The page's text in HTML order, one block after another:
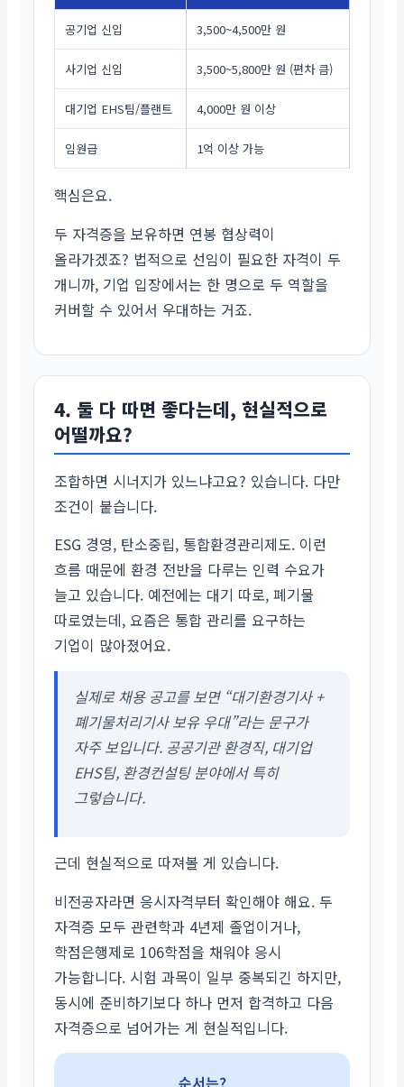
공기업 신입 3,500~4,500만 원
사기업 신입 3,500~5,800만 원 (편차 큼)
대기업 EHS팀/플랜트 4,000만 원 이상
임원급 1억 이상 가능
핵심은요.
두 자격증을 보유하면 연봉 협상력이
올라가겠죠? 법적으로 선임이 필요한 자격이 두
개니까, 기업 입장에서는 한 명으로 두 역할을
커버할 수 있어서 우대하는 거죠.
4. 둘 다 따면 좋다는데, 현실적으로
어떨까요?
조합하면 시너지가 있느냐고요? 있습니다. 다만
조건이 붙습니다.
ESG 경영, 탄소중립, 통합환경관리제도. 이런
흐름 때문에 환경 전반을 다루는 인력 수요가
늘고 있습니다. 예전에는 대기 따로, 폐기물
따로였는데, 요즘은 통합 관리를 요구하는
기업이 많아졌어요.
실제로 채용 공고를 보면 “대기환경기사 +
폐기물처리기사 보유 우대”라는 문구가
자주 보입니다. 공공기관 환경직, 대기업
EHS팀, 환경컨설팅 분야에서 특히
그렇습니다.
근데 현실적으로 따져볼 게 있습니다.
비전공자라면 응시자격부터 확인해야 해요. 두
자격증 모두 관련학과 4년제 졸업이거나,
학점은행제로 106학점을 채워야 응시
가능합니다. 시험 과목이 일부 중복되긴 하지만,
동시에 준비하기보다 하나 먼저 합격하고 다음
자격증으로 넘어가는 게 현실적입니다.
순서는?